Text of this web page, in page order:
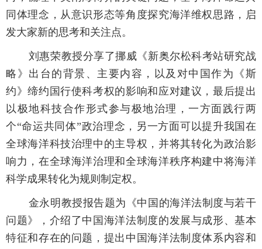
同体理念，从意识形态等角度探究海洋维权思路，启
发大家新的思考和关注点。
刘惠荣教授分享了挪威《新奥尔松科考站研究战
略》出台的背景、主要内容，以及对中国作为《斯
约》缔约国行使科考权的影响和应对建议，最后提出
以极地科技合作形式参与极地治理，一方面践行两
个“命运共同体”政治理念，另一方面可以提升我国在
全球海洋科技治理中的主导权，并将其转化为政治影
响力，在全球海洋治理和全球海洋秩序构建中将海洋
科学成果转化为规则制定权。
金永明教授报告题为《中国的海洋法制度与若干
问题》，介绍了中国海洋法制度的发展与成形、基本
特征和存在的问题，提出中国海洋法制度体系内容和